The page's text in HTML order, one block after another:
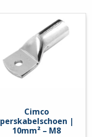
Cimco
perskabelschoen |
10mm² – M8